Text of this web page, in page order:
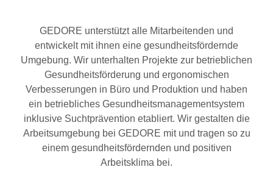
GEDORE unterstützt alle Mitarbeitenden und
entwickelt mit ihnen eine gesundheitsfördernde
Umgebung. Wir unterhalten Projekte zur betrieblichen
Gesundheitsförderung und ergonomischen
Verbesserungen in Büro und Produktion und haben
ein betriebliches Gesundheitsmanagementsystem
inklusive Suchtprävention etabliert. Wir gestalten die
Arbeitsumgebung bei GEDORE mit und tragen so zu
einem gesundheitsfördernden und positiven
Arbeitsklima bei.